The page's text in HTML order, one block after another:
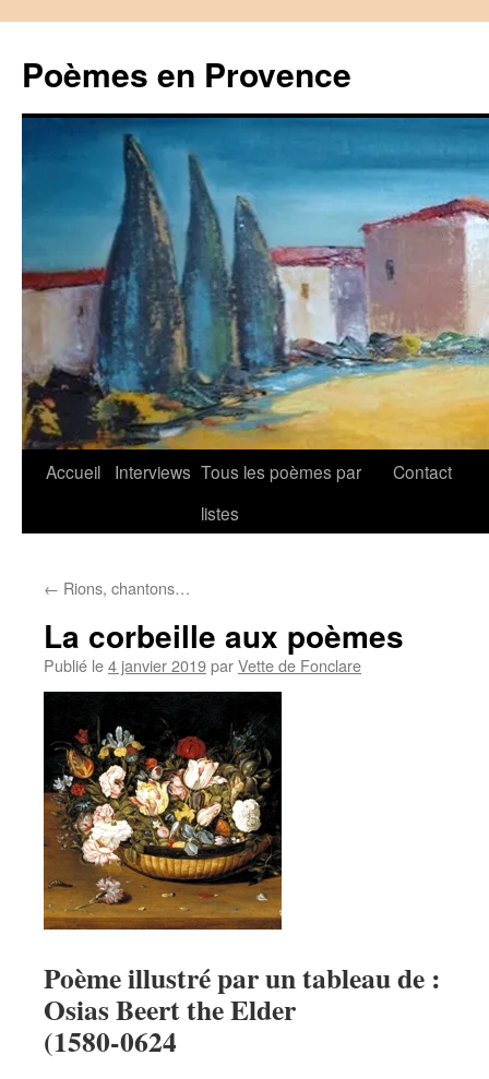
contenu
Poèmes en Provence
Accueil Interviews Tous les poèmes par
listes
Contact
← Rions, chantons…
La corbeille aux poèmes
Publié le4 janvier 2019parVette de Fonclare
Poème illustré par un tableau de :
Osias Beert the Elder
(1580-0624